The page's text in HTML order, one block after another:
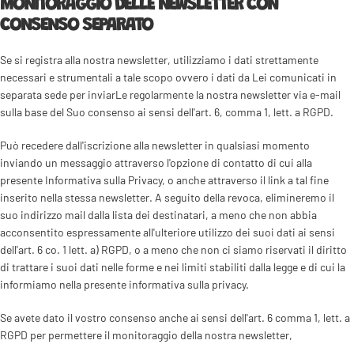
MONITORAGGIO DELLE NEWSLETTER CON
CONSENSO SEPARATO
Se si registra alla nostra newsletter, utilizziamo i dati strettamente
necessari e strumentali a tale scopo ovvero i dati da Lei comunicati in
separata sede per inviarLe regolarmente la nostra newsletter via e-mail
sulla base del Suo consenso ai sensi dell'art. 6, comma 1, lett. a RGPD.
Può recedere dall'iscrizione alla newsletter in qualsiasi momento
inviando un messaggio attraverso l'opzione di contatto di cui alla
presente Informativa sulla Privacy, o anche attraverso il link a tal fine
inserito nella stessa newsletter. A seguito della revoca, elimineremo il
suo indirizzo mail dalla lista dei destinatari, a meno che non abbia
acconsentito espressamente all'ulteriore utilizzo dei suoi dati ai sensi
dell'art. 6 co. 1 lett. a) RGPD, o a meno che non ci siamo riservati il diritto
di trattare i suoi dati nelle forme e nei limiti stabiliti dalla legge e di cui la
informiamo nella presente informativa sulla privacy.
Se avete dato il vostro consenso anche ai sensi dell'art. 6 comma 1, lett. a
RGPD per permettere il monitoraggio della nostra newsletter,